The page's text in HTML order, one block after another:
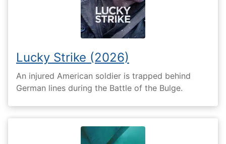
Lucky Strike (2026)
An injured American soldier is trapped behind
German lines during the Battle of the Bulge.